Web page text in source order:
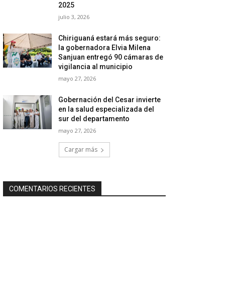
2025
julio 3, 2026
Chiriguaná estará más seguro:
la gobernadora Elvia Milena
Sanjuan entregó 90 cámaras de
vigilancia al municipio
mayo 27, 2026
Gobernación del Cesar invierte
en la salud especializada del
sur del departamento
mayo 27, 2026
Cargar más
COMENTARIOS RECIENTES